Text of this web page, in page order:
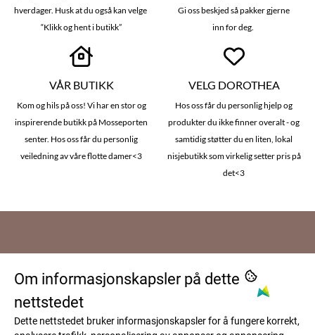
hverdager. Husk at du også kan velge
“Klikk og hent i butikk”
Gi oss beskjed så pakker gjerne
inn for deg.
VÅR BUTIKK
Kom og hils på oss! Vi har en stor og
inspirerende butikk på Mosseporten
senter. Hos oss får du personlig
veiledning av våre flotte damer<3
VELG DOROTHEA
Hos oss får du personlig hjelp og
produkter du ikke finner overalt - og
samtidig støtter du en liten, lokal
nisjebutikk som virkelig setter pris på
det<3
Dorothea AS
Patterødveien 2
1599 Moss
Kundeservice
Frakt og levering
Nyhetsbrev
Om informasjonskapsler på dette
nettstedet
Dette nettstedet bruker informasjonskapsler for å fungere korrekt,